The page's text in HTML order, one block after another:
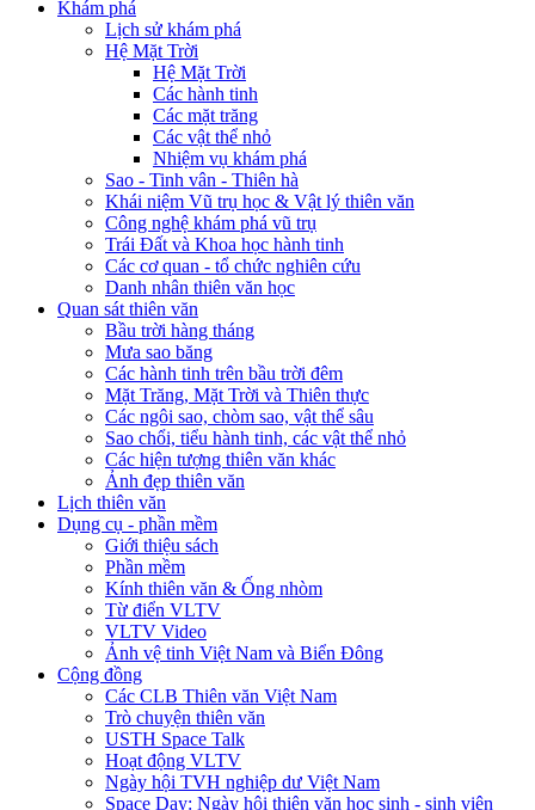
Khám phá
Lịch sử khám phá
Hệ Mặt Trời
Hệ Mặt Trời
Các hành tinh
Các mặt trăng
Các vật thể nhỏ
Nhiệm vụ khám phá
Sao - Tinh vân - Thiên hà
Khái niệm Vũ trụ học & Vật lý thiên văn
Công nghệ khám phá vũ trụ
Trái Đất và Khoa học hành tinh
Các cơ quan - tổ chức nghiên cứu
Danh nhân thiên văn học
Quan sát thiên văn
Bầu trời hàng tháng
Mưa sao băng
Các hành tinh trên bầu trời đêm
Mặt Trăng, Mặt Trời và Thiên thực
Các ngôi sao, chòm sao, vật thể sâu
Sao chổi, tiểu hành tinh, các vật thể nhỏ
Các hiện tượng thiên văn khác
Ảnh đẹp thiên văn
Lịch thiên văn
Dụng cụ - phần mềm
Giới thiệu sách
Phần mềm
Kính thiên văn & Ống nhòm
Từ điển VLTV
VLTV Video
Ảnh vệ tinh Việt Nam và Biển Đông
Cộng đồng
Các CLB Thiên văn Việt Nam
Trò chuyện thiên văn
USTH Space Talk
Hoạt động VLTV
Ngày hội TVH nghiệp dư Việt Nam
Space Day: Ngày hội thiên văn học sinh - sinh viên